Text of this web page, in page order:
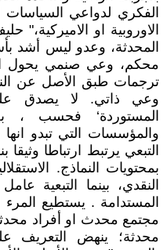
الفكري لدواعي السياسات
الاوروبية او الاميركية،"
المحدثة، وعدو ليس أشد
محكم، وعي صنمي يحول
ترجمات طبق الأصل عن
وعي ذاتي. لا يصدق
المستوردة‘ فحسب ،
والمؤسسات التي تبدو انها
التبعي يرتبط ارتباطا
بمحتويات النماذج.
النقدي، بينما التبعية
المستدامة . يستطيع
مجتمع محدث او أفراد
محدثة؛ ينهض التعريف